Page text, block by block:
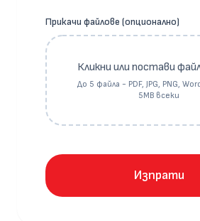
Прикачи файлове (опционално)
Кликни или постави
До 5 файла - PDF, JPG, PNG,
5MB всеки
Изпрати